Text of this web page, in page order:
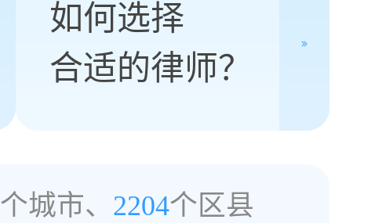
如何选择
合适的律师？
个城市、 2204个区县